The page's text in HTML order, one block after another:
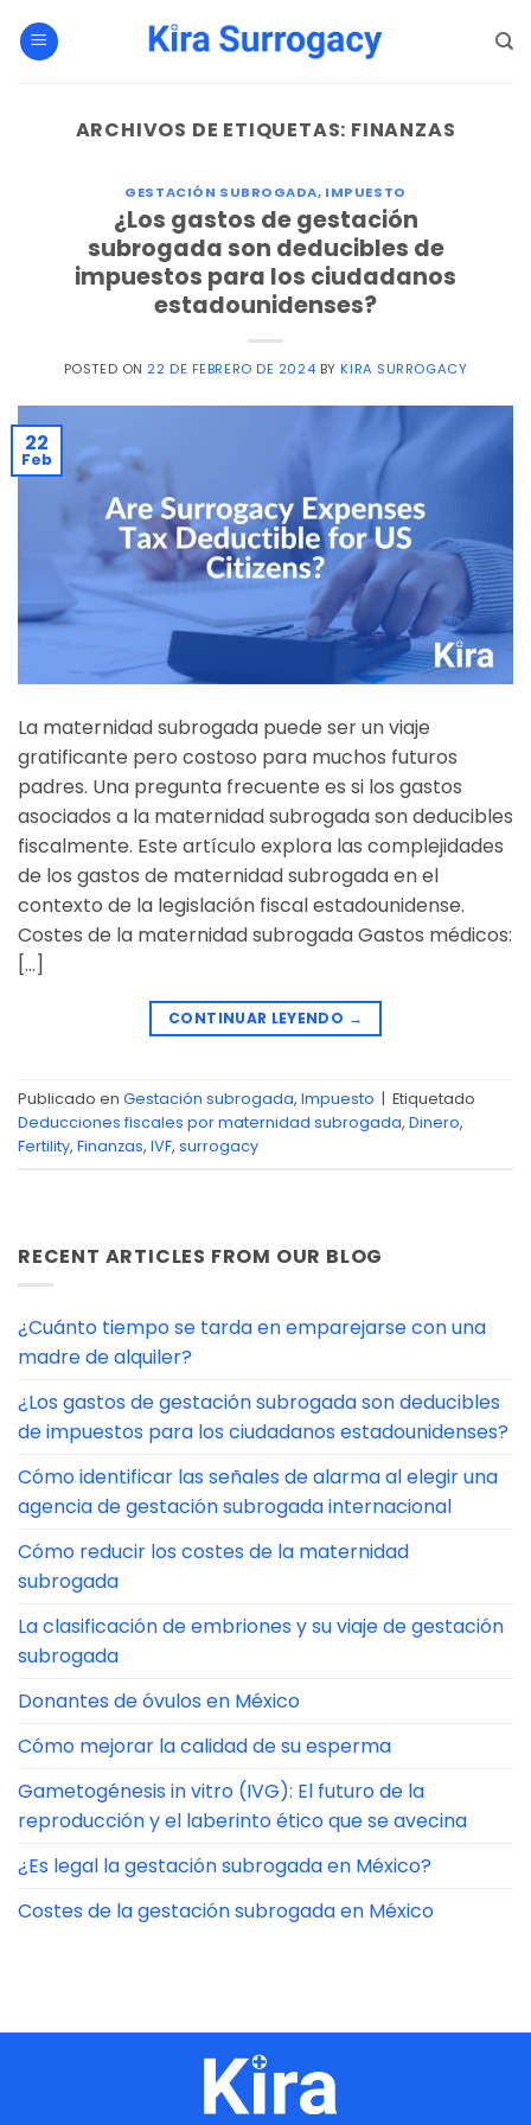
ARCHIVOS DE ETIQUETAS: FINANZAS
GESTACIÓN SUBROGADA, IMPUESTO
¿Los gastos de gestación
subrogada son deducibles de
impuestos para los ciudadanos
estadounidenses?
POSTED ON 22 DE FEBRERO DE 2024 BYKIRA SURROGACY
22
Feb
La maternidad subrogada puede ser un viaje
gratificante pero costoso para muchos futuros
padres. Una pregunta frecuente es si los gastos
asociados a la maternidad subrogada son deducibles
fiscalmente. Este artículo explora las complejidades
de los gastos de maternidad subrogada en el
contexto de la legislación fiscal estadounidense.
Costes de la maternidad subrogada Gastos médicos:
[…]
CONTINUAR LEYENDO →
Publicado en Gestación subrogada, Impuesto | Etiquetado
Deducciones fiscales por maternidad subrogada, Dinero,
Fertility, Finanzas, IVF, surrogacy
RECENT ARTICLES FROM OUR BLOG
¿Cuánto tiempo se tarda en emparejarse con una
madre de alquiler?
¿Los gastos de gestación subrogada son deducibles
de impuestos para los ciudadanos estadounidenses?
Cómo identificar las señales de alarma al elegir una
agencia de gestación subrogada internacional
Cómo reducir los costes de la maternidad
subrogada
La clasificación de embriones y su viaje de gestación
subrogada
Donantes de óvulos en México
Cómo mejorar la calidad de su esperma
Gametogénesis in vitro (IVG): El futuro de la
reproducción y el laberinto ético que se avecina
¿Es legal la gestación subrogada en México?
Costes de la gestación subrogada en México